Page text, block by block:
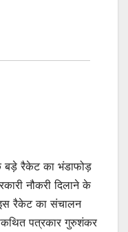
बड़े रैकेट का भंडाफोड़
नौकरी दिलाने के
रैकेट का संचालन
पत्रकार गुरुशंकर